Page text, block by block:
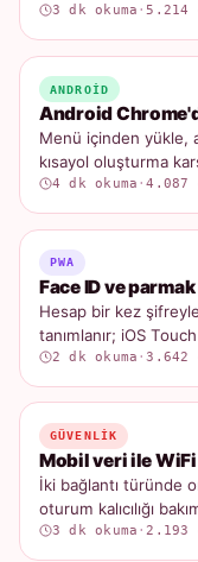
3 dk okuma ·5.214
ANDROID
Android
Menü içinden yükle,
kısayol oluşturma
4 dk okuma ·4.087
PWA
Face ID ve
Hesap bir kez
tanımlanır; iOS
2 dk okuma ·3.642
GÜVENLIK
Mobil veri ile WiFi
İki bağlantı türünde
oturum kalıcılığı
3 dk okuma ·2.193